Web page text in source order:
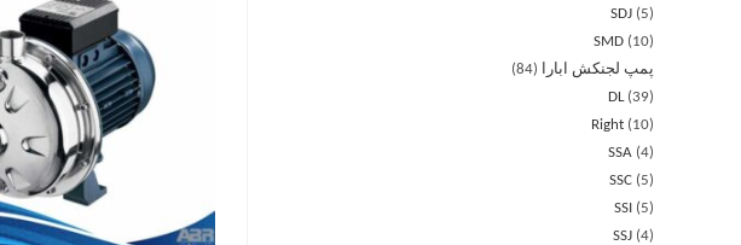
SDJ
5
SMD
10
پمپ لجنکش ابارا
84
DL 39
Right
10
SSA 4
SSC
5
SSI
5
SSJ 4